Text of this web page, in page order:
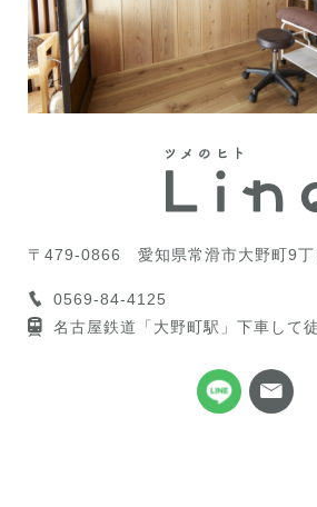
〒479-0866 愛知県常滑市大野町9
0569-84-4125
名古屋鉄道「大野町駅」下車して